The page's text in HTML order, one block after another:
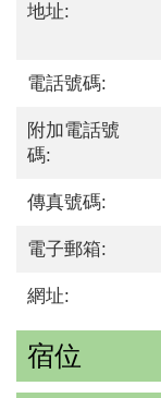
地址:
電話號碼:
附加電話號
碼:
傳真號碼:
電子郵箱:
網址:
宿位